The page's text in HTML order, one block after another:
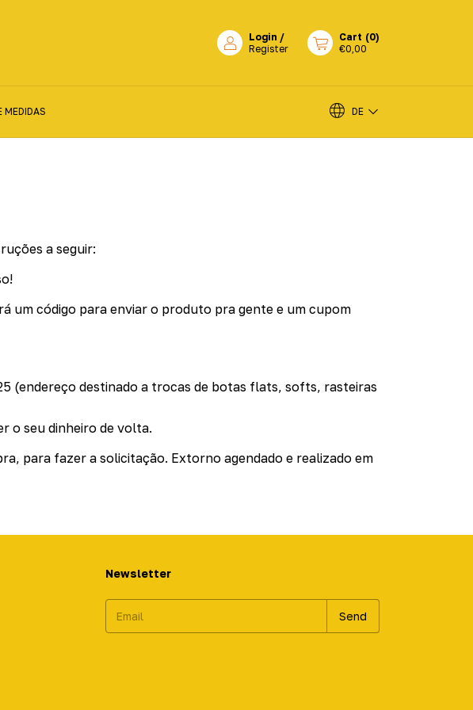
Login /
Register
Cart (0)
€0,00
MEDIDAS DE
a seguir:
um código para enviar o produto pra gente e um cupom
(endereço destinado a trocas de botas flats, softs, rasteiras
o seu dinheiro de volta.
para fazer a solicitação. Extorno agendado e realizado em
Newsletter